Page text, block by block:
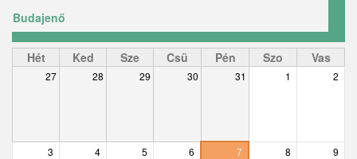
Budajenő
Ceglédbercel
Csemő
Csobánka
Hét Ked Sze Csü Pén Szo Vas
27 28 29 30 31 1 2
3 4 5 6 7 8 9